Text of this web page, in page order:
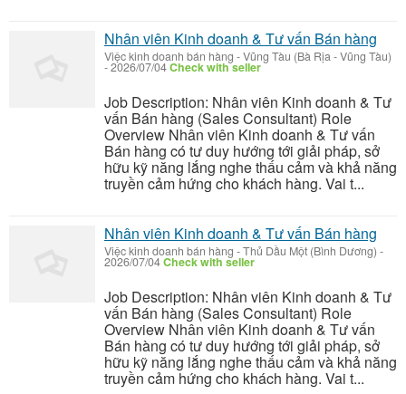
Nhân viên Kinh doanh & Tư vấn Bán hàng
Việc kinh doanh bán hàng -Vũng Tàu (Bà Rịa - Vũng Tàu)
-2026/07/04Check with seller
Job Description: Nhân viên Kinh doanh & Tư
vấn Bán hàng (Sales Consultant) Role
Overview Nhân viên Kinh doanh & Tư vấn
Bán hàng có tư duy hướng tới giải pháp, sở
hữu kỹ năng lắng nghe thấu cảm và khả năng
truyền cảm hứng cho khách hàng. Vai t...
Nhân viên Kinh doanh & Tư vấn Bán hàng
Việc kinh doanh bán hàng -Thủ Dầu Một (Bình Dương) -
2026/07/04Check with seller
Job Description: Nhân viên Kinh doanh & Tư
vấn Bán hàng (Sales Consultant) Role
Overview Nhân viên Kinh doanh & Tư vấn
Bán hàng có tư duy hướng tới giải pháp, sở
hữu kỹ năng lắng nghe thấu cảm và khả năng
truyền cảm hứng cho khách hàng. Vai t...